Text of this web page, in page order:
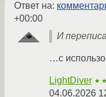
Ответ на:
+00:00
И
…с
LightDiver
04.06.2026